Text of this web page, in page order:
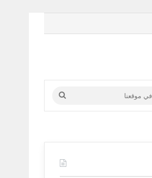
جانبي
ابحث
في